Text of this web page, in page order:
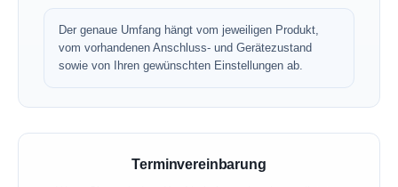
Der genaue Umfang hängt vom jeweiligen Produkt,
vom vorhandenen Anschluss- und Gerätezustand
sowie von Ihren gewünschten Einstellungen ab.
Terminvereinbarung